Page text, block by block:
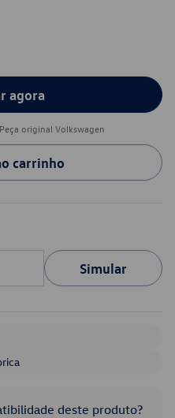
agora
Peça original Volkswagen
carrinho
Simular
deste produto?